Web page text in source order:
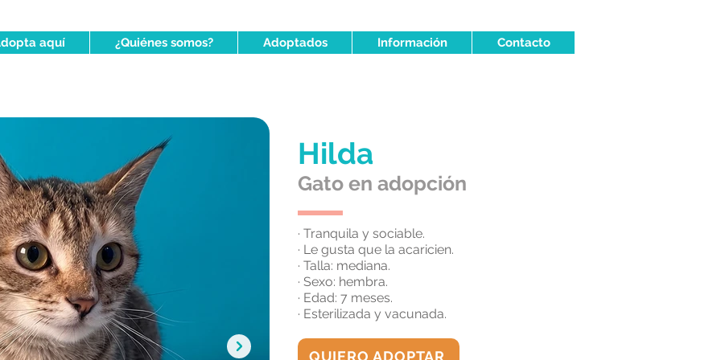
aquí ¿Quiénes somos? Adoptados Información Contacto
Hilda
Gato en adopción
· Tranquila y sociable.
· Le gusta que la acaricien.
· Talla: mediana.
· Sexo: hembra.
· Edad: 7 meses.
· Esterilizada y vacunada.
QUIERO ADOPTAR